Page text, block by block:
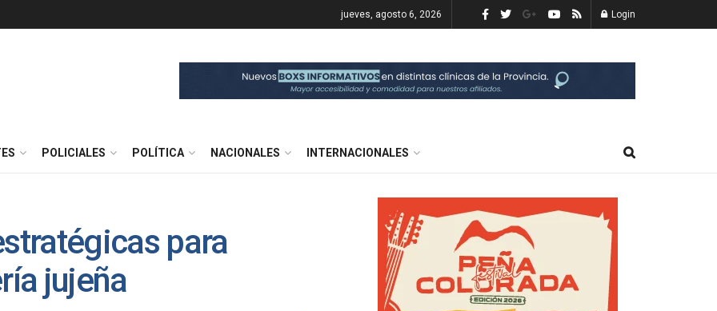
jueves, agosto 6, 2026 Login
POLICIALES POLÍTICA NACIONALES INTERNACIONALES
para
jujeña